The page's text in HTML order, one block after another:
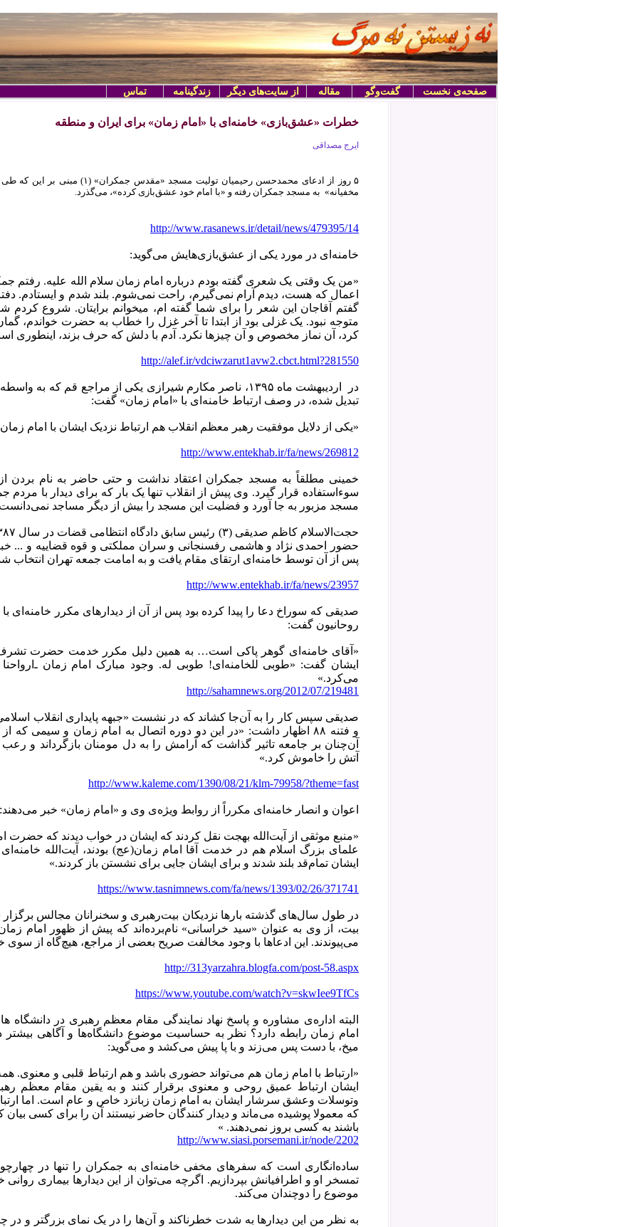
تماس زندگینامه از سایت‌های دیگر مقاله گفت‌وگو صفحه‌ی نخست
خطرات «عشق‌بازی» خامنه‌ای با «امام زمان» برای ایران و منطقه ‏
ایرج مصداقی
مخفیانه» به مسجد جمکران رفته و «با امام خود عشق‌بازی کرده»، می‌گذرد.
http://www.rasanews.ir/detail/news/479395/14
خامنه‌ای در مورد یکی از عشق‌بازی‌هایش می‌گوید:‌
«من یک وقتی یک شعری گفته بودم درباره امام زمان سلام الله علیه. رفتم
اعمال که هست، دیدم آرام نمی‌گیرم، راحت نمی‌شوم. بلند شدم و ایستادم.
متوجه نبود. یک غزلی بود از ابتدا تا آخر غزل را خطاب به حضرت خواندم،
کرد، آن نماز مخصوص و آن چیزها نکرد. آدم با دلش که حرف بزند، اینطوری
http://alef.ir/vdciwzarut1avw2.cbct.html?281550
در اردیبهشت ماه ۱۳۹۵، ناصر مکارم شیرازی یکی از مراجع قم
تبدیل شده، در وصف ارتباط خامنه‌ای با «امام زمان» گفت:‌
«یکی از دلایل موفقیت رهبر معظم انقلاب هم ارتباط نزدیک ایشان با امام
http://www.entekhab.ir/fa/news/269812
خمینی مطلقاً به مسجد جمکران اعتقاد نداشت و حتی حاضر به نام بردن از
سوءاستفاده قرار گیرد. وی پیش از انقلاب تنها یک بار که برای دیدار با مردم
مسجد مزبور به جا آورد و فضلیت این مسجد را بیش از دیگر مساجد نمی‌دانست.
حضور احمدی نژاد و هاشمی رفسنجانی و سران مملکتی و قوه قضاییه و ... خبر
پس از آن توسط خامنه‌ای ارتقای مقام یافت و به امامت جمعه تهران انتخاب
http://www.entekhab.ir/fa/news/23957
صدیقی که سوراخ دعا را پیدا کرده بود پس از آن از دیدارهای مکرر خامنه‌ای
روحانیون گفت:
«آقای خامنه‌ای گوهر پاکی است… به همین دلیل مکرر خدمت حضرت
ایشان گفت: «طوبی للخامنه‌ای! طوبی له. وجود مبارک امام زمان
می‌کرد.»
http://sahamnews.org/2012/07/219481
و فتنه ۸۸ اظهار داشت: «در این دو دوره اتصال به امام زمان و
آن‌چنان بر جامعه تاثیر گذاشت که آرامش را به دل مومنان بازگرداند و
آتش را خاموش کرد.»
http://www.kaleme.com/1390/08/21/klm-79958/?theme=fast
اعوان و انصار خامنه‌ای مکرراً از روابط ویژه‌ی وی و «امام زمان» خبر می‌دهند:‌
«منبع موثقی از آیت‌الله بهجت نقل کردند که ایشان در خواب دیدند که
علمای بزرگ اسلام هم در خدمت آقا امام زمان(عج) بودند،‌ آیت‌الله
ایشان تمام‌قد بلند شدند و برای ایشان جایی برای نشستن باز کردند.»
https://www.tasnimnews.com/fa/news/1393/02/26/371741
در طول سال‌های گذشته بارها نزدیکان بیت‌رهبری و سخنرانان مجالس
بیت، از وی به عنوان «سید خراسانی» نام‌برده‌اند که پیش از ظهور امام
می‌پیوندند. این ادعاها با وجود مخالفت صریح بعضی از مراجع، هیچ‌گاه از
http://313yarzahra.blogfa.com/post-58.aspx
https://www.youtube.com/watch?v=skwIee9TfCs
البته اداره‌ی مشاوره و پاسخ نهاد نمایندگی مقام معظم رهبری در دانشگاه
امام زمان رابطه دارد؟ نظر به حساسیت موضوع دانشگاه‌ها و آگاهی
میخ، با دست پس می‌زند و با پا پیش می‌کشد و می‌گوید:‌
«ارتباط با امام زمان هم می‌تواند حضوری باشد و هم ارتباط قلبی و معنوی.
ایشان ارتباط عمیق روحی و معنوی برقرار کنند و به یقین مقام معظم
وتوسلات وعشق سرشار ایشان به امام زمان زبانزد خاص و عام است. اما
که معمولا پوشیده می‌ماند و دیدار کنندگان حاضر نیستند آن را برای کسی بیان
باشند به کسی بروز نمی‌دهند. »
http://www.siasi.porsemani.ir/node/2202
ساده‌‌انگاری است که سفرهای مخفی خامنه‌ای به جمکران را تنها در
تمسخر او و اطرافیانش بپردازیم. اگرچه می‌توان از این دیدار‌ها بیماری
موضوع را دوچندان می‌کند.
به نظر من این دیدار‌ها به شدت خطرناکند و آن‌ها را در یک نمای بزرگتر و